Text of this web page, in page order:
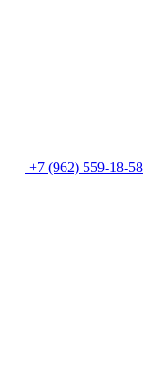
+7 (962) 559-18-58